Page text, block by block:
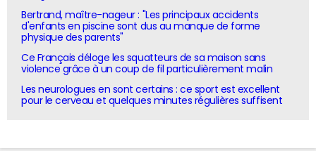
Bertrand, maître-nageur : "Les principaux accidents
d'enfants en piscine sont dus au manque de forme
physique des parents"
Ce Français déloge les squatteurs de sa maison sans
violence grâce à un coup de fil particulièrement malin
Les neurologues en sont certains : ce sport est excellent
pour le cerveau et quelques minutes régulières suffisent